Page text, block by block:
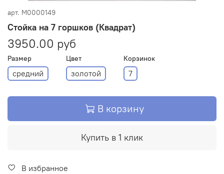
арт. М0000149
Стойка на 7 горшков (Квадрат)
3950.00 руб
Размер
средний
Цвет
золотой
Корзинок
7
В корзину
Купить в 1 клик
В избранное